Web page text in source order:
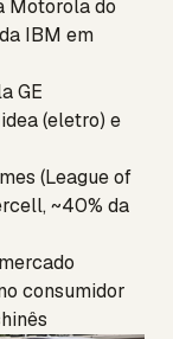
Motorola do
IBM em
GE
(eletro) e
(League of
~40% da
consumidor